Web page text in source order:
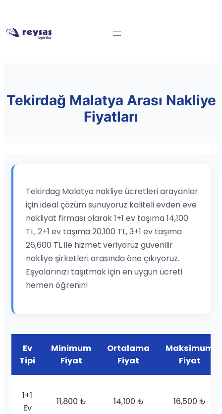
Tekirdağ Malatya Arası Nakliye
Fiyatları
Tekirdag Malatya nakliye ücretleri arayanlar
için ideal çözüm sunuyoruz kaliteli evden eve
nakliyat firması olarak 1+1 ev taşıma 14,100
TL, 2+1 ev taşıma 20,100 TL, 3+1 ev taşıma
26,600 TL ile hizmet veriyoruz güvenilir
nakliye şirketleri arasında öne çıkıyoruz.
Eşyalarınızı taşıtmak için en uygun ücreti
hemen öğrenin!
Ev
Tipi
Minimum
Fiyat
Ortalama
Fiyat
Maksimum
Fiyat
1+1
Ev
11,800 ₺ 14,100 ₺ 16,500 ₺